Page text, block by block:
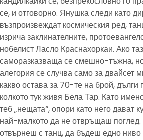
се, и отговорно. Янушка следи като
възпроизвеждат космическия ред,
изрича заклинателните,
нобелист Ласло Краснахоркаи. Ако
саморазказваща се смешно-тъжна,
алегория се случва само за двайсет
какво остава за 70-те на брой, дълги
колкото тук живя Бела Тар. Като
теб „нещата“, опори като него дават
най-малкото да не отвръщаш поглед.
отвърнеш с танц, да бъдеш едно ниво